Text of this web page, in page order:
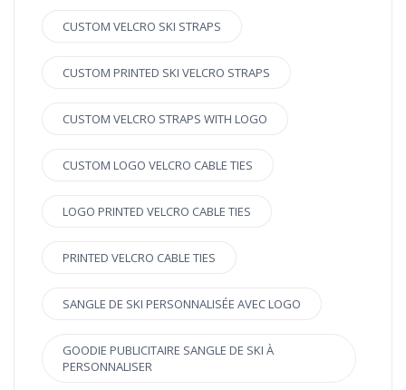
CUSTOM VELCRO SKI STRAPS
CUSTOM PRINTED SKI VELCRO STRAPS
CUSTOM VELCRO STRAPS WITH LOGO
CUSTOM LOGO VELCRO CABLE TIES
LOGO PRINTED VELCRO CABLE TIES
PRINTED VELCRO CABLE TIES
SANGLE DE SKI PERSONNALISÉE AVEC LOGO
GOODIE PUBLICITAIRE SANGLE DE SKI À
PERSONNALISER